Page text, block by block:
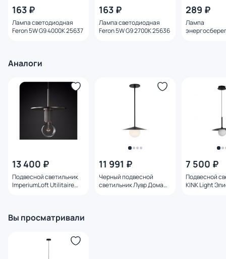
163 ₽
Лампа светодиодная
Feron 5W G9 4000K 25637
163 ₽
Лампа светодиодная
Feron 5W G9 2700K 25636
289 ₽
Лампа
Аналоги
13 400 ₽
Подвесной светильник
ImperiumLoft Utilitaire
11 991 ₽
Черный подвесной
светильник Лувр Дома
7 500 ₽
Подвесной
KINK Light
Вы просматривали